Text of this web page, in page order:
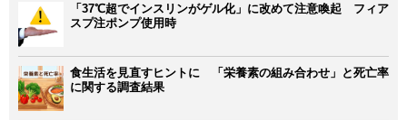
「37℃超でインスリンがゲル化」に改めて注意喚起 フィア
スプ注ポンプ使用時
食生活を見直すヒントに 「栄養素の組み合わせ」と死亡率
に関する調査結果